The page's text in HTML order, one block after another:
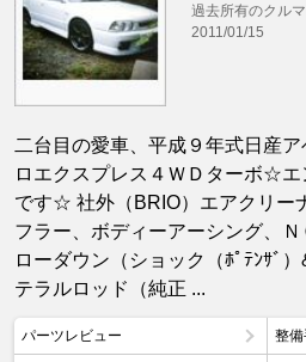
過去所有のクルマ
2011/01/15
二台目の愛車、平成９年式日産
ロエクスプレス４ＷＤターボ☆エ
です☆ 社外（BRIO）エアクリー
フラー、ボディーアーシング、Ｎ
ローダウン（ショック（ﾎﾟﾃﾝｻﾞ
テラルロッド（純正 ...
パーツレビュー 整